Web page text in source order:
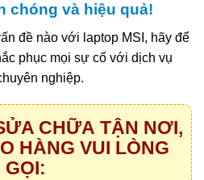
chóng và hiệu quả!
đề nào với laptop MSI, hãy để
phục mọi sự cố với dịch vụ
nghiệp.
CHỮA TẬN NƠI,
HÀNG VUI LÒNG
GỌI: